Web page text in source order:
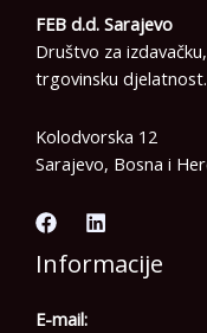
FEB d.d. Sarajevo
Društvo za
trgovinsku djelatnost.
Kolodvorska 12
Sarajevo, Bosna i
Informacije
E-mail: